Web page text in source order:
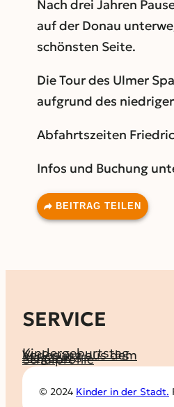
Nach drei Jahren
auf der Donau
schönsten Seite.
Die Tour des Ulmer
aufgrund des
Abfahrtszeiten
Infos und Buchung
BEITRAG TEILEN
SERVICE
Kindergeburtstag
Verlosung aus dem
Magazin
Schulprofile
© 2024 Kinder in der Stadt.